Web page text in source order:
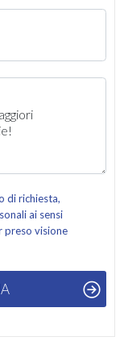
di richiesta,
ai sensi
preso visione